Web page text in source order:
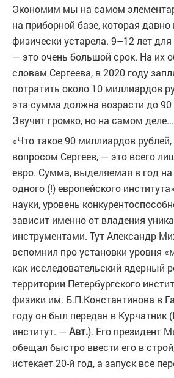
Экономим мы на самом
на приборной базе, которая
физически устарела. 9–12 лет
— это очень большой срок. На их
словам Сергеева, в 2020 году
потратить около 10 миллиардов
эта сумма должна возрасти до
Звучит громко, но на самом деле...
«Что такое 90 миллиардов
вопросом Сергеев, — это всего
евро. Сумма, выделяемая в год
одного (!) европейского
науки, уровень
зависит именно от владения
инструментами. Тут Александр
вспомнил про установки уровня
как исследовательский ядерный
территории Петербургского
физики им. Б.П.Константинова в
году он был передан в Курчатник
институт. — Авт.). Его президент
обещал быстро ввести его в
истекает 20-й год, а запуск все